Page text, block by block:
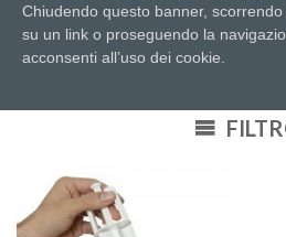
HOME / ACCESSORI /
Chiudendo questo banner,
su un link o proseguendo la
acconsenti all’uso dei cookie.